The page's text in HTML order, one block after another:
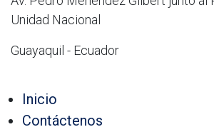
Unidad Nacional
Guayaquil - Ecuador
Inicio
Contáctenos